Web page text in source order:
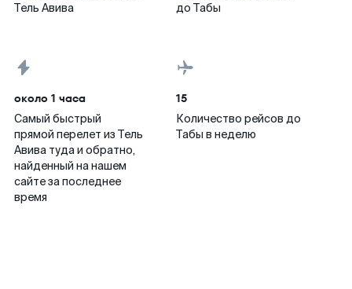
Тель Авива
до Табы
около 1 часа
Самый быстрый
прямой перелет из Тель
Авива туда и обратно,
найденный на нашем
сайте за последнее
время
15
Количество рейсов до
Табы в неделю